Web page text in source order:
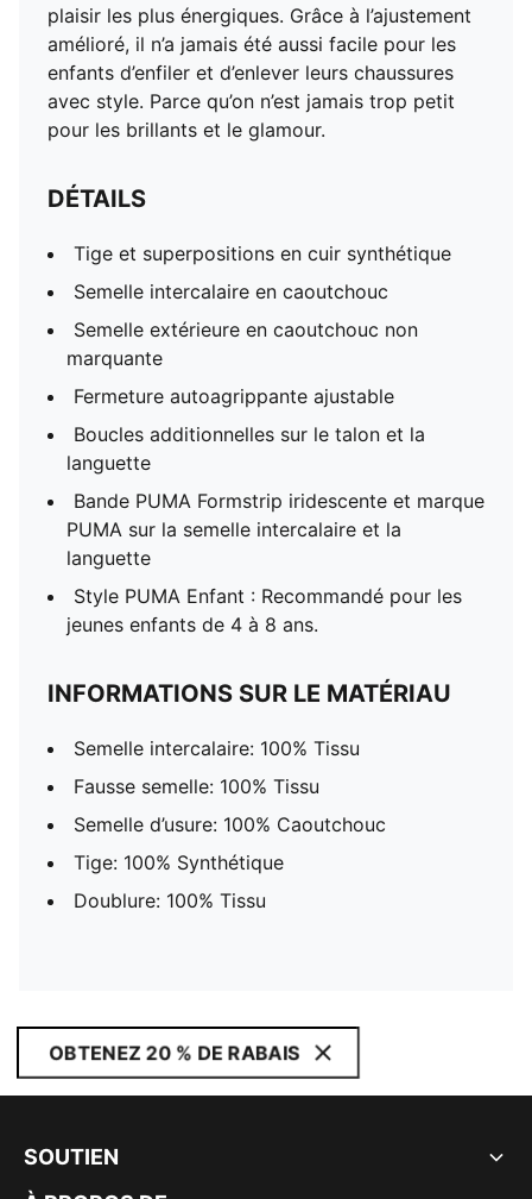
plaisir les plus énergiques. Grâce à l’ajustement
amélioré, il n’a jamais été aussi facile pour les
enfants d’enfiler et d’enlever leurs chaussures
avec style. Parce qu’on n’est jamais trop petit
pour les brillants et le glamour.
DÉTAILS
Tige et superpositions en cuir synthétique
Semelle intercalaire en caoutchouc
Semelle extérieure en caoutchouc non
marquante
Fermeture autoagrippante ajustable
Boucles additionnelles sur le talon et la
languette
Bande PUMA Formstrip iridescente et marque
PUMA sur la semelle intercalaire et la
languette
Style PUMA Enfant : Recommandé pour les
jeunes enfants de 4 à 8 ans.
INFORMATIONS SUR LE MATÉRIAU
Semelle intercalaire: 100% Tissu
Fausse semelle: 100% Tissu
Semelle d’usure: 100% Caoutchouc
Tige: 100% Synthétique
Doublure: 100% Tissu
OBTENEZ 20 % DE RABAIS
SOUTIEN